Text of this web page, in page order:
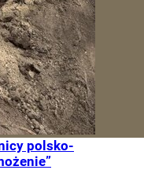
polsko-